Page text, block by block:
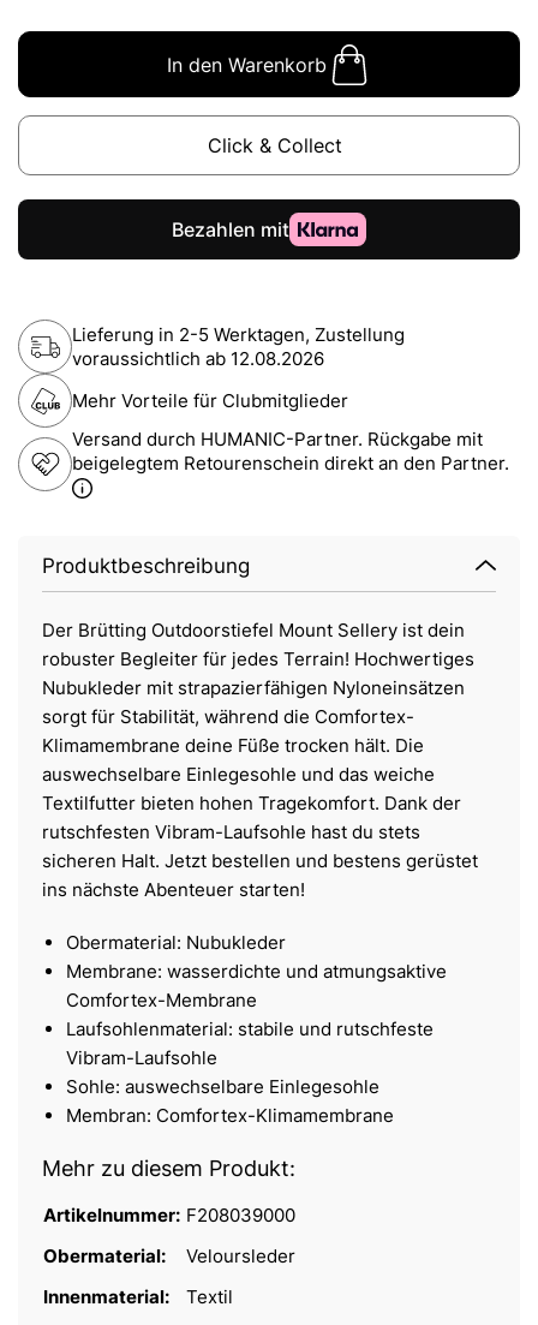
In den Warenkorb
Click & Collect
Lieferung in 2-5 Werktagen, Zustellung
voraussichtlich ab 12.08.2026
Mehr Vorteile für Clubmitglieder
Versand durch HUMANIC-Partner. Rückgabe mit
beigelegtem Retourenschein direkt an den Partner.
Produktbeschreibung
Der Brütting Outdoorstiefel Mount Sellery ist dein
robuster Begleiter für jedes Terrain! Hochwertiges
Nubukleder mit strapazierfähigen Nyloneinsätzen
sorgt für Stabilität, während die Comfortex-
Klimamembrane deine Füße trocken hält. Die
auswechselbare Einlegesohle und das weiche
Textilfutter bieten hohen Tragekomfort. Dank der
rutschfesten Vibram-Laufsohle hast du stets
sicheren Halt. Jetzt bestellen und bestens gerüstet
ins nächste Abenteuer starten!
Obermaterial: Nubukleder
Membrane: wasserdichte und atmungsaktive
Comfortex-Membrane
Laufsohlenmaterial: stabile und rutschfeste
Vibram-Laufsohle
Sohle: auswechselbare Einlegesohle
Membran: Comfortex-Klimamembrane
Mehr zu diesem Produkt:
Artikelnummer: F208039000
Obermaterial:
Veloursleder
Innenmaterial:
Textil